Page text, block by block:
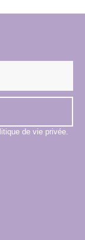
de vie privée.